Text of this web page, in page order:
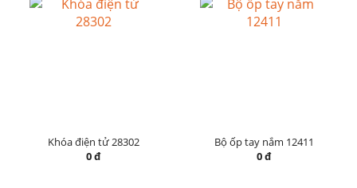
Khóa điện tử 28302
0 đ
Bộ ốp tay nắm 12411
0 đ